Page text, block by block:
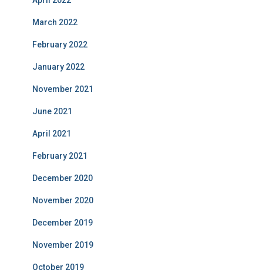
March 2022
February 2022
January 2022
November 2021
June 2021
April 2021
February 2021
December 2020
November 2020
December 2019
November 2019
October 2019